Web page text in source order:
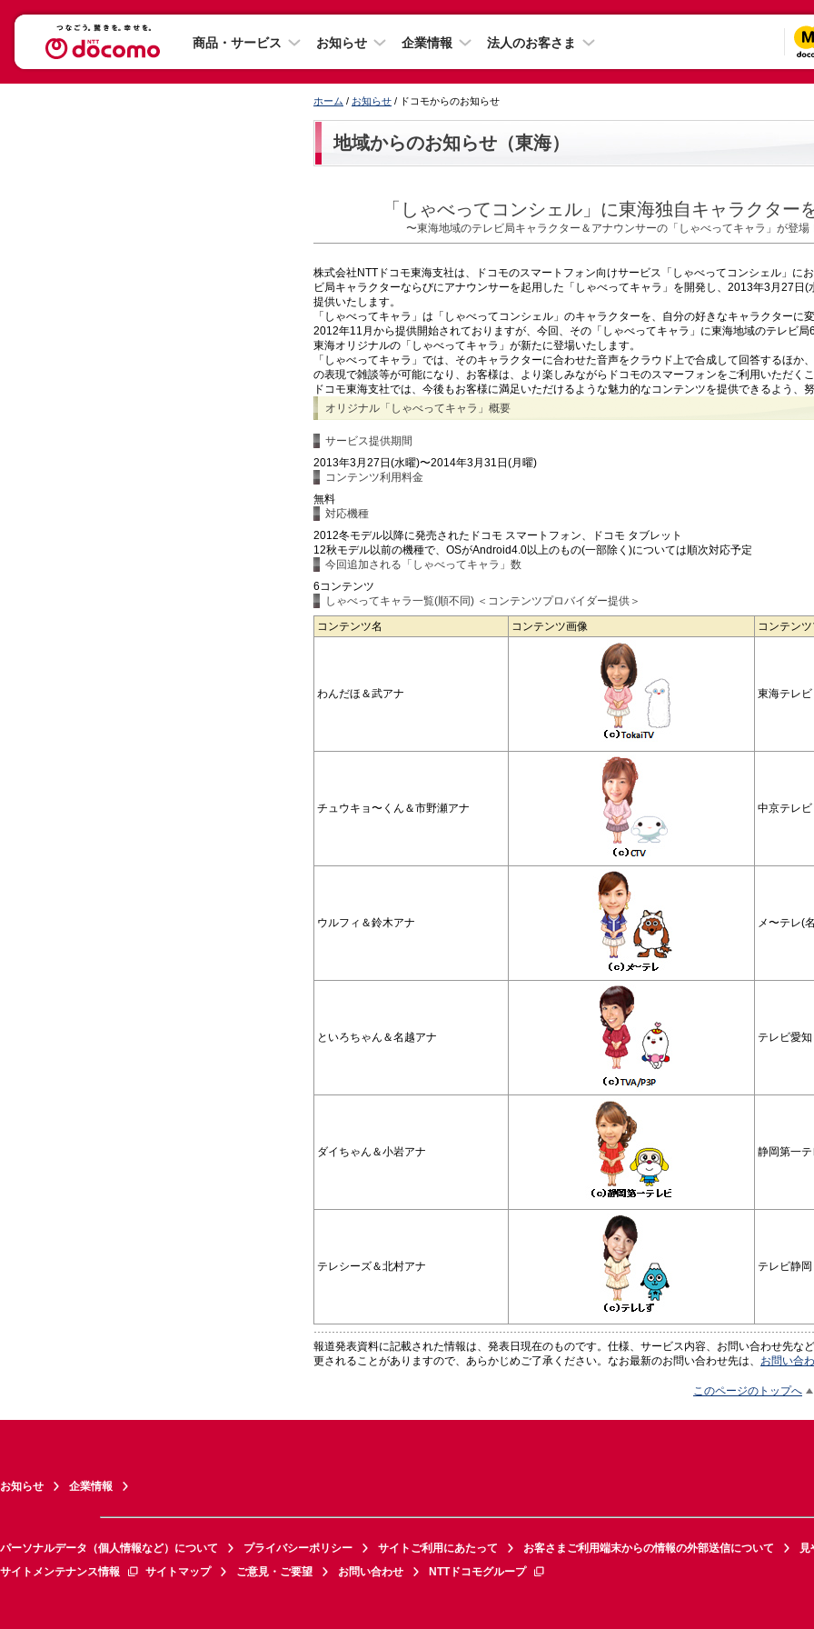
商品・サービス お知らせ 企業情報 法人のお客さま
ホーム / お知らせ / ドコモからのお知らせ
地域からのお知らせ（東海）
「しゃべってコンシェル」に東海独自キャラクター
〜東海地域のテレビ局キャラクター＆アナウンサーの「しゃべってキャラ」が登場
株式会社NTTドコモ東海支社は、ドコモのスマートフォン向けサービス「しゃべってコンシェル」に
ビ局キャラクターならびにアナウンサーを起用した「しゃべってキャラ」を開発し、2013年3月27日(
提供いたします。
「しゃべってキャラ」は「しゃべってコンシェル」のキャラクターを、自分の好きなキャラクターに
2012年11月から提供開始されておりますが、今回、その「しゃべってキャラ」に東海地域のテレビ局
東海オリジナルの「しゃべってキャラ」が新たに登場いたします。
「しゃべってキャラ」では、そのキャラクターに合わせた音声をクラウド上で合成して回答するほか
の表現で雑談等が可能になり、お客様は、より楽しみながらドコモのスマーフォンをご利用いただくこ
ドコモ東海支社では、今後もお客様に満足いただけるような魅力的なコンテンツを提供できるよう、
オリジナル「しゃべってキャラ」概要
サービス提供期間
2013年3月27日(水曜)〜2014年3月31日(月曜)
コンテンツ利用料金
無料
対応機種
2012冬モデル以降に発売されたドコモ スマートフォン、ドコモ タブレット
12秋モデル以前の機種で、OSがAndroid4.0以上のもの(一部除く)については順次対応予定
今回追加される「しゃべってキャラ」数
6コンテンツ
しゃべってキャラ一覧(順不同) ＜コンテンツプロバイダー提供＞
コンテンツ名 コンテンツ画像 コンテン
わんだほ＆武アナ 東海テレビ
チュウキョ〜くん＆市野瀬アナ 中京テレビ
ウルフィ＆鈴木アナ メ〜テレ(
といろちゃん＆名越アナ テレビ愛知
ダイちゃん＆小岩アナ 静岡第一
テレシーズ＆北村アナ テレビ静岡
報道発表資料に記載された情報は、発表日現在のものです。仕様、サービス内容、お問い合わせ先な
更されることがありますので、あらかじめご了承ください。なお最新のお問い合わせ先は、 お問い合
このページのトップへ
お知らせ 企業情報
パーソナルデータ（個人情報など）について プライバシーポリシー サイトご利用にあたって お客さまご利用端末からの情報の外部送信について
見
サイトメンテナンス情報
サイトマップ ご意見・ご要望 お問い合わせ NTTドコモグループ